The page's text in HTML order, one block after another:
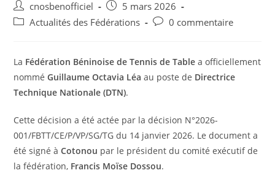
cnosbenofficiel
5 mars 2026
Actualités des Fédérations
0 commentaire
La Fédération Béninoise de Tennis de Table a officiellement
nomméGuillaume Octavia Léa au poste de Directrice
Technique Nationale (DTN).
Cette décision a été actée par la décision N°2026-
001/FBTT/CE/P/VP/SG/TG du 14 janvier 2026. Le document a
été signé àCotonou par le président du comité exécutif de
la fédération, Francis Moïse Dossou.